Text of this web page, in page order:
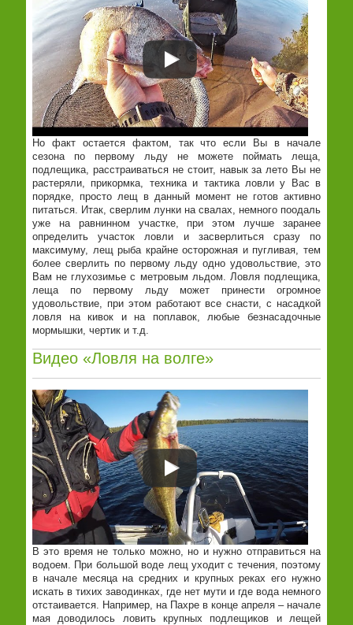
Но факт остается фактом, так что если Вы в начале
сезона по первому льду не можете поймать леща,
подлещика, расстраиваться не стоит, навык за лето Вы не
растеряли, прикормка, техника и тактика ловли у Вас в
порядке, просто лещ в данный момент не готов активно
питаться. Итак, сверлим лунки на свалах, немного поодаль
уже на равнинном участке, при этом лучше заранее
определить участок ловли и засверлиться сразу по
максимуму, лещ рыба крайне осторожная и пугливая, тем
более сверлить по первому льду одно удовольствие, это
Вам не глухозимье с метровым льдом. Ловля подлещика,
леща по первому льду может принести огромное
удовольствие, при этом работают все снасти, с насадкой
ловля на кивок и на поплавок, любые безнасадочные
мормышки, чертик и т.д.
Видео «Ловля на волге»
В это время не только можно, но и нужно отправиться на
водоем. При большой воде лещ уходит с течения, поэтому
в начале месяца на средних и крупных реках его нужно
искать в тихих заводинках, где нет мути и где вода немного
отстаивается. Например, на Пахре в конце апреля – начале
мая доводилось ловить крупных подлещиков и лещей